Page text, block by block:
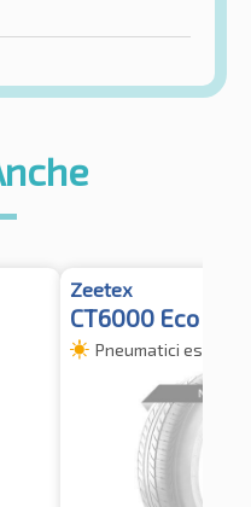
Zeetex
CT6000 Eco
Pneumatici estivi